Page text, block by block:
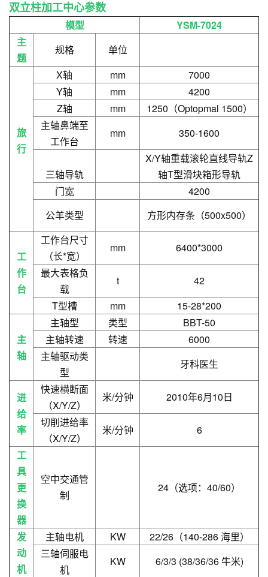
双立柱加工中心参数
模型
YSM-7024
主
题
规格 单位
旅
行
X轴 mm
7000
Y轴
mm
4200
Z轴
mm
1250（Optopmal 1500）
主轴鼻端至
工作台
mm 350-1600
三轴导轨
X/Y轴重载滚轮直线导轨Z
轴T型滑块箱形导轨
门宽
4200
公羊类型
方形内存条（500x500）
工
作
台
工作台尺寸
（长*宽）
mm
6400*3000
最大表格负
载
t
42
T型槽
mm 15-28*200
主
轴
主轴型 类型
BBT-50
主轴转速
转速
6000
主轴驱动类
型
牙科医生
进
给
率
快速横断面
（X/Y/Z）
米/分钟
2010年6月10日
切削进给率
（X/Y/Z）
米/分钟
6
工
具
更
换
器
空中交通管
制
24（选项：40/60）
发
动
机
主轴电机 KW
22/26（140-286 海里）
三轴伺服电
机
KW
6/3/3 (38/36/36 牛米)